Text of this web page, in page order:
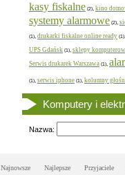
kasy fiskalne (2), kino
systemy alarmowe (2),
(1), drukarki fiskalne online ready (1),
UPS Gdańsk (1), sklepy
Serwis drukarek Warszawa (1),
(1), serwis iphone (1), kolumny
Komputery i
Nazwa:
Najnowsze Najlepsze Przyjaciele